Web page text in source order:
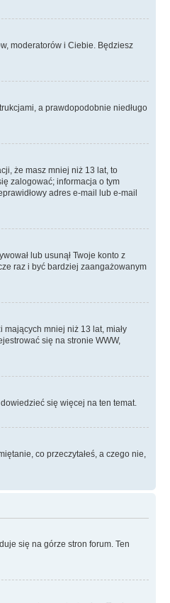
moderatorów i Ciebie. Będziesz
a prawdopodobnie niedługo
że masz mniej niż 13 lat, to
zalogować; informacja o tym
adres e-mail lub e-mail
lub usunął Twoje konto z
raz i być bardziej zaangażowanym
mniej niż 13 lat, miały
się na stronie WWW,
się więcej na ten temat.
co przeczytałeś, a czego nie,
się na górze stron forum. Ten